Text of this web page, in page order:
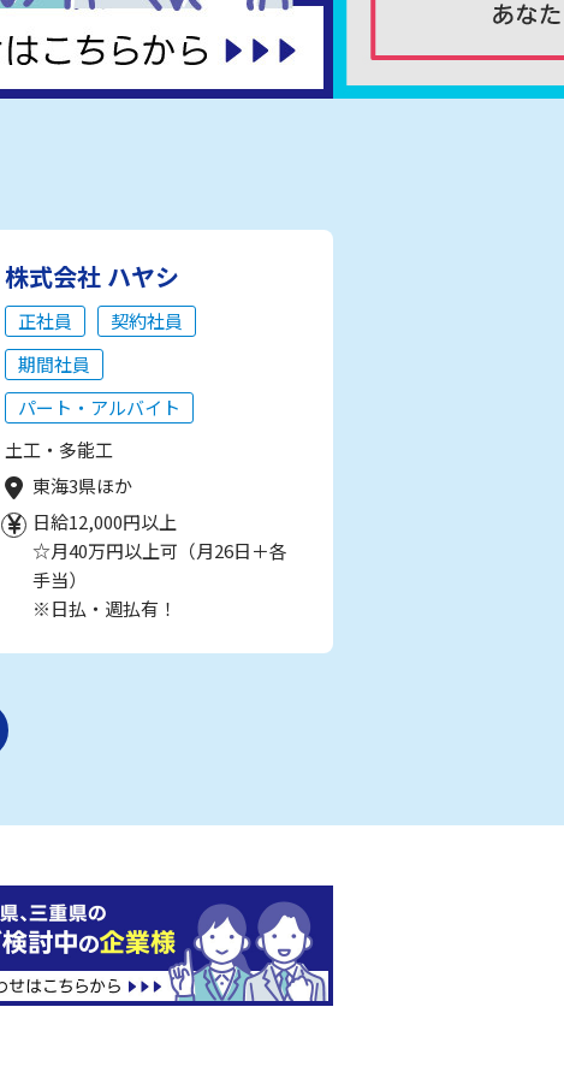
株式会社 ハヤシ
正社員
契約社員
期間社員
パート・アルバイト
土工・多能工
東海3県ほか
日給12,000円以上
☆月40万円以上可（月26日＋各
手当）
※日払・週払有！